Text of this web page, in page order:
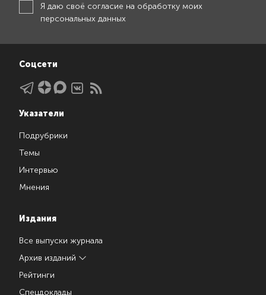
Я даю своё согласие на обработку моих
персональных данных
Соцсети
Указатели
Подрубрики
Темы
Интервью
Мнения
Издания
Все выпуски журнала
Архив изданий
Рейтинги
Спецдоклады